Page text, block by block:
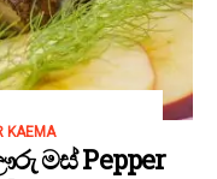
මස් Pepper